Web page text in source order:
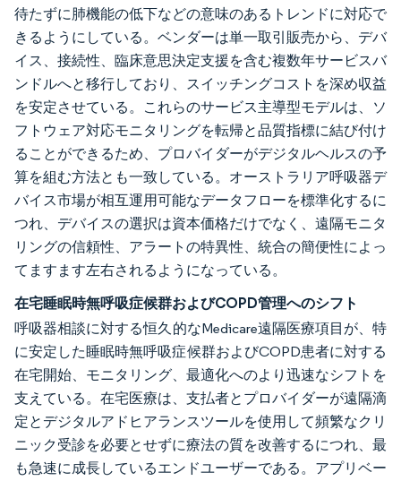
待たずに肺機能の低下などの意味のあるトレンドに対応で
きるようにしている。ベンダーは単一取引販売から、デバ
イス、接続性、臨床意思決定支援を含む複数年サービスバ
ンドルへと移行しており、スイッチングコストを深め収益
を安定させている。これらのサービス主導型モデルは、ソ
フトウェア対応モニタリングを転帰と品質指標に結び付け
ることができるため、プロバイダーがデジタルヘルスの予
算を組む方法とも一致している。オーストラリア呼吸器デ
バイス市場が相互運用可能なデータフローを標準化するに
つれ、デバイスの選択は資本価格だけでなく、遠隔モニタ
リングの信頼性、アラートの特異性、統合の簡便性によっ
てますます左右されるようになっている。
在宅睡眠時無呼吸症候群およびCOPD管理へのシフト
呼吸器相談に対する恒久的なMedicare遠隔医療項目が、特
に安定した睡眠時無呼吸症候群およびCOPD患者に対する
在宅開始、モニタリング、最適化へのより迅速なシフトを
支えている。在宅医療は、支払者とプロバイダーが遠隔滴
定とデジタルアドヒアランスツールを使用して頻繁なクリ
ニック受診を必要とせずに療法の質を改善するにつれ、最
も急速に成長しているエンドユーザーである。アプリベー